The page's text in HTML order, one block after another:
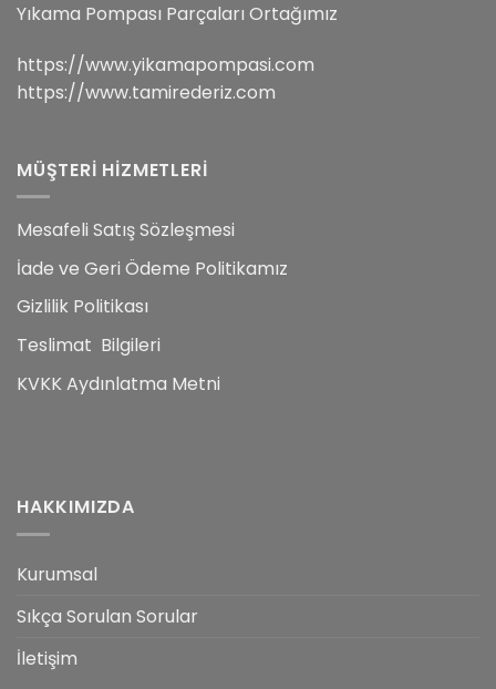
Yıkama Pompası Parçaları Ortağımız
https://www.yikamapompasi.com
https://www.tamirederiz.com
MÜŞTERİ HİZMETLERİ
Mesafeli Satış Sözleşmesi
İade ve Geri Ödeme Politikamız
Gizlilik Politikası
Teslimat Bilgileri
KVKK Aydınlatma Metni
HAKKIMIZDA
Kurumsal
Sıkça Sorulan Sorular
İletişim